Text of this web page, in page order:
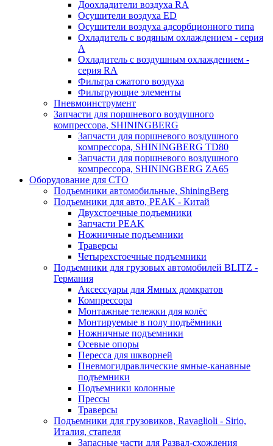
Доохладители воздуха RA
Осушители воздуха ED
Осушители воздуха адсорбционного типа
Охладитель с водяным охлаждением - серия
A
Охладитель с воздушным охлаждением -
серия RA
Фильтра сжатого воздуха
Фильтрующие элементы
Пневмоинструмент
Запчасти для поршневого воздушного
компрессора, SHININGBERG
Запчасти для поршневого воздушного
компрессора, SHININGBERG TD80
Запчасти для поршневого воздушного
компрессора, SHININGBERG ZA65
Оборудование для СТО
Подъемники автомобильные, ShiningBerg
Подъемники для авто, PEAK - Китай
Двухстоечные подъемники
Запчасти PEAK
Ножничные подъемники
Траверсы
Четырехстоечные подъемники
Подъемники для грузовых автомобилей BLITZ -
Германия
Аксессуары для Ямных домкратов
Компрессора
Монтажные тележки для колёс
Монтируемые в полу подъёмники
Ножничные подъемники
Осевые опоры
Пересса для шкворней
Пневмогидравлические ямные-канавные
подъемники
Подъемники колонные
Прессы
Траверсы
Подъемники для грузовиков, Ravaglioli - Sirio,
Италия, стапеля
Запасные части для Развал-схождения